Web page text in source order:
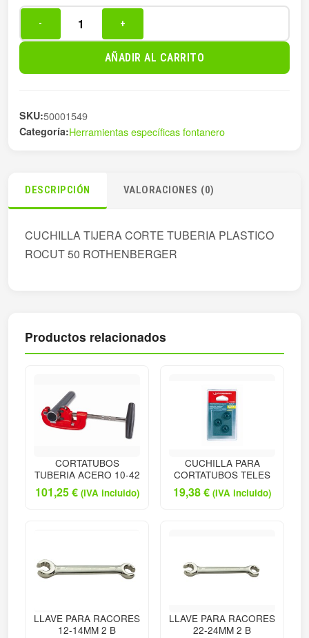
TIJERA
- +
AÑADIR AL CARRITO
SKU:50001549
Categoría:Herramientas específicas fontanero
DESCRIPCIÓN VALORACIONES (0)
CUCHILLA TIJERA CORTE TUBERIA PLASTICO
ROCUT 50 ROTHENBERGER
Productos relacionados
CORTATUBOS
TUBERIA ACERO 10-42
101,25€ (IVA incluido)
CUCHILLA PARA
CORTATUBOS TELES
19,38€ (IVA incluido)
LLAVE PARA RACORES
12-14MM 2 B
LLAVE PARA RACORES
22-24MM 2 B